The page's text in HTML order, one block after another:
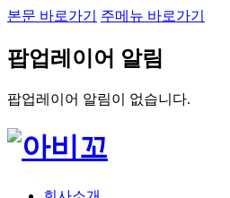
본문 바로가기 주메뉴 바로가기
팝업레이어 알림
팝업레이어 알림이 없습니다.